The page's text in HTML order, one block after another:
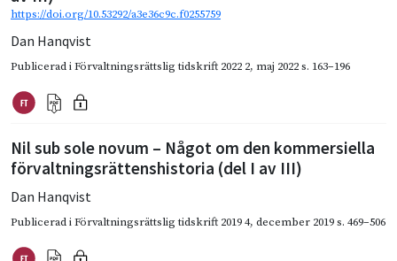
https://doi.org/10.53292/a3e36c9c.f0255759
Dan Hanqvist
Publicerad iFörvaltningsrättslig tidskrift 2022 2, maj 2022s. 163–196
Nil sub sole novum – Något om den kommersiella
förvaltningsrättenshistoria (del I av III)
Dan Hanqvist
Publicerad iFörvaltningsrättslig tidskrift 2019 4, december 2019s. 469–506